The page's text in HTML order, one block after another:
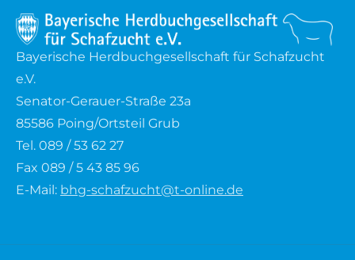
Bayerische Herdbuchgesellschaft für Schafzucht
e.V.
Senator-Gerauer-Straße 23a
85586 Poing/Ortsteil Grub
Tel. 089 / 53 62 27
Fax 089 / 5 43 85 96
E-Mail: bhg-schafzucht@t-online.de
Weiße hornlose Heidschnucke
Zackelschaf
Herdwick